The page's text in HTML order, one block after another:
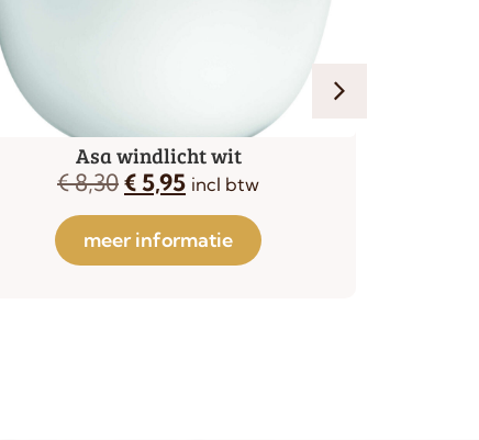
Asa windlicht wit
€8,30€ 5,95 incl btw
meer informatie